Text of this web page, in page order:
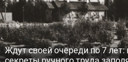
Ждут своей очереди по 7